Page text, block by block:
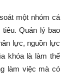
một nhóm cá
Quản lý bao
lực, nguồn lực
khóa là làm thế
làm việc mà có